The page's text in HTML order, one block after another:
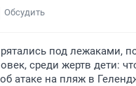
Обсудить
под лежаками,
среди жертв дети:
атаке на пляж в